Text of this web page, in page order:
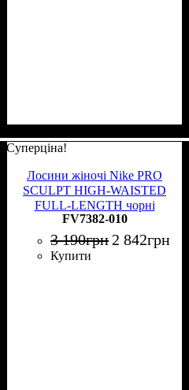
Суперціна!
Лосини жіночі Nike PRO
SCULPT HIGH-WAISTED
FULL-LENGTH чорні
FV7382-010
FV7382-010
3 190грн 2 842грн
Купити